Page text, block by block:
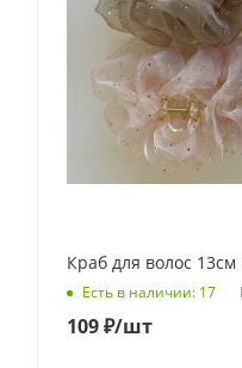
Краб для волос 13см
Есть в наличии: 17
109₽/шт